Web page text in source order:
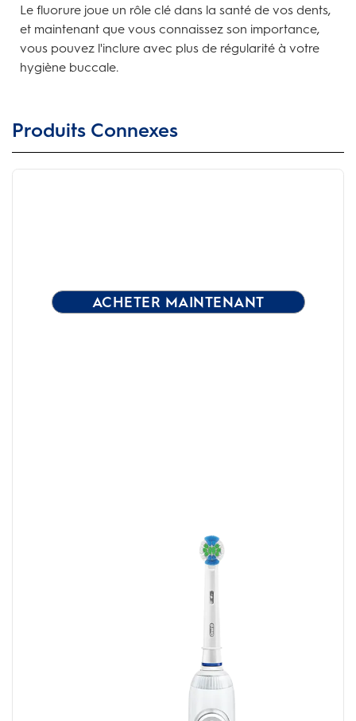
Le fluorure joue un rôle clé dans la santé de vos dents,
et maintenant que vous connaissez son importance,
vous pouvez l'inclure avec plus de régularité à votre
hygiène buccale.
Produits Connexes
ACHETER MAINTENANT